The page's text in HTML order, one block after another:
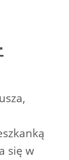
się w